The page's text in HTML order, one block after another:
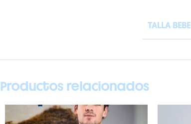
TALLA BEBE
Productos relacionados